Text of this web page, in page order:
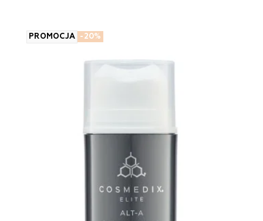
PROMOCJA -20%